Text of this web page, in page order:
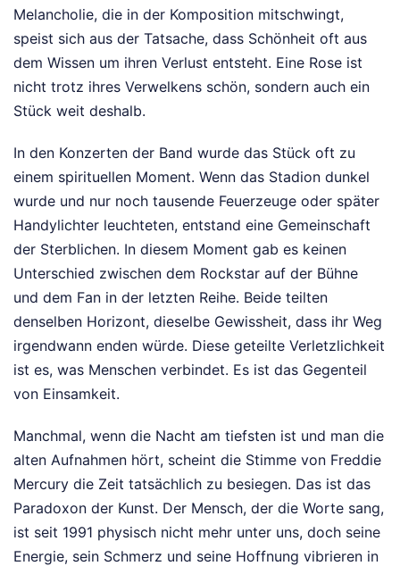
Melancholie, die in der Komposition mitschwingt,
speist sich aus der Tatsache, dass Schönheit oft aus
dem Wissen um ihren Verlust entsteht. Eine Rose ist
nicht trotz ihres Verwelkens schön, sondern auch ein
Stück weit deshalb.
In den Konzerten der Band wurde das Stück oft zu
einem spirituellen Moment. Wenn das Stadion dunkel
wurde und nur noch tausende Feuerzeuge oder später
Handylichter leuchteten, entstand eine Gemeinschaft
der Sterblichen. In diesem Moment gab es keinen
Unterschied zwischen dem Rockstar auf der Bühne
und dem Fan in der letzten Reihe. Beide teilten
denselben Horizont, dieselbe Gewissheit, dass ihr Weg
irgendwann enden würde. Diese geteilte Verletzlichkeit
ist es, was Menschen verbindet. Es ist das Gegenteil
von Einsamkeit.
Manchmal, wenn die Nacht am tiefsten ist und man die
alten Aufnahmen hört, scheint die Stimme von Freddie
Mercury die Zeit tatsächlich zu besiegen. Das ist das
Paradoxon der Kunst. Der Mensch, der die Worte sang,
ist seit 1991 physisch nicht mehr unter uns, doch seine
Energie, sein Schmerz und seine Hoffnung vibrieren in